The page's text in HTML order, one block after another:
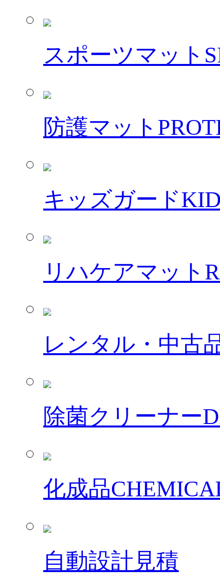
スポーツマット
防護マット
キッズガード
リハケアマット
レンタル・中古
除菌クリーナー
化成品
自動設計見積